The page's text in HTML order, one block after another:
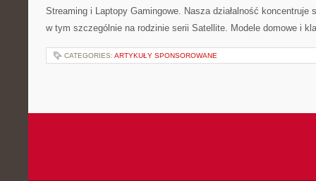
Streaming i Laptopy Gamingowe. Nasza działalność koncentruje
w tym szczególnie na rodzinie serii Satellite. Modele domowe i
CATEGORIES: ARTYKUŁY SPONSOROWANE